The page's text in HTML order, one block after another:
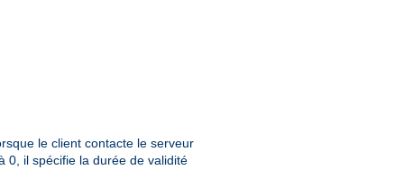
le client contacte le serveur
0, il spécifie la durée de validité